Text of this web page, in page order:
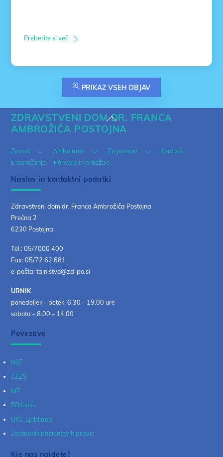
Preberite si več
PRIKAZ VSEH OBJAV
Back
To
ZDRAVSTVENI DOM DR. FRANCA
AMBROŽIČA POSTOJNA
Zavod Ambulante Za javnost
Kontakti
E-naročanje
Pohvale in pritožbe
Naslov in kontaktni podatki
Zdravstveni dom dr. Franca Ambrožiča Postojna
Prečna 2
6230 Postojna
Tel.: 05/7000 400
Fax: 05/72 62 681
e-pošta: tajnistvo@zd-po.si
URNIK
ponedeljek – petek 6.30 – 19.00 ure
sobota – 8.00 – 14.00
Povezave
NIJZ
ZZZS
MZ
SB Izola
UKC Ljubljana
Zastopnik pacientovih pravic
Kje nas najdete?